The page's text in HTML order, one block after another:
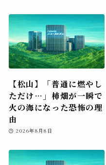
【松山】「普通に燃やし
ただけ…」柿畑が一瞬で
火の海になった恐怖の理
由
2026年8月8日